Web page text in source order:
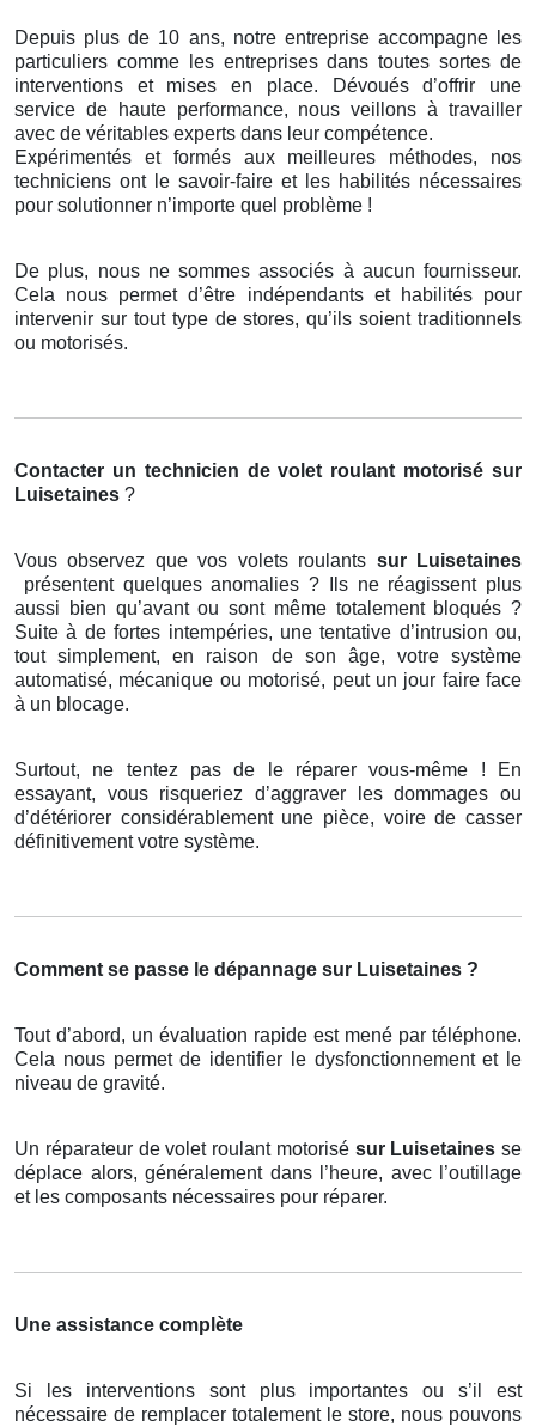
Depuis plus de 10 ans, notre entreprise accompagne les
particuliers comme les entreprises dans toutes sortes de
interventions et mises en place. Dévoués d’offrir une
service de haute performance, nous veillons à travailler
avec de véritables experts dans leur compétence.
Expérimentés et formés aux meilleures méthodes, nos
techniciens ont le savoir-faire et les habilités nécessaires
pour solutionner n’importe quel problème !
De plus, nous ne sommes associés à aucun fournisseur.
Cela nous permet d’être indépendants et habilités pour
intervenir sur tout type de stores, qu’ils soient traditionnels
ou motorisés.
Contacter un technicien de volet roulant motorisé sur
Luisetaines ?
Vous observez que vos volets roulants sur Luisetaines
présentent quelques anomalies ? Ils ne réagissent plus
aussi bien qu’avant ou sont même totalement bloqués ?
Suite à de fortes intempéries, une tentative d’intrusion ou,
tout simplement, en raison de son âge, votre système
automatisé, mécanique ou motorisé, peut un jour faire face
à un blocage.
Surtout, ne tentez pas de le réparer vous-même ! En
essayant, vous risqueriez d’aggraver les dommages ou
d’détériorer considérablement une pièce, voire de casser
définitivement votre système.
Comment se passe le dépannage sur Luisetaines ?
Tout d’abord, un évaluation rapide est mené par téléphone.
Cela nous permet de identifier le dysfonctionnement et le
niveau de gravité.
Un réparateur de volet roulant motorisé sur Luisetaines se
déplace alors, généralement dans l’heure, avec l’outillage
et les composants nécessaires pour réparer.
Une assistance complète
Si les interventions sont plus importantes ou s’il est
nécessaire de remplacer totalement le store, nous pouvons